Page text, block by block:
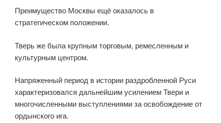
Преимущество Москвы ещё оказалось в
стратегическом положении.
Тверь же была крупным торговым, ремесленным и
культурным центром.
Напряженный период в истории раздробленной Руси
характеризовался дальнейшим усилением Твери и
многочисленными выступлениями за освобождение от
ордынского ига.